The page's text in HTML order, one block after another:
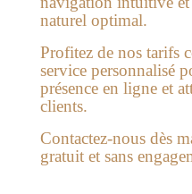
naturel optimal.
Profitez de nos tarifs
service personnalisé
présence en ligne et
clients.
Contactez-nous dès
gratuit et sans